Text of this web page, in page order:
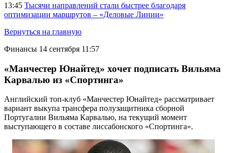
13:45 Тысячи направлений стали быстрее благодаря
оптимизации маршрутов – «Деловые Линии»
Вернуться на главную
Финансы 14 сентября 11:57
«Манчестер Юнайтед» хочет подписать Вильяма
Карвалью из «Спортинга»
Английский топ-клуб «Манчестер Юнайтед» рассматривает
вариант выкупа трансфера полузащитника сборной
Португалии Вильяма Карвалью, на текущий момент
выступающего в составе лиссабонского «Спортинга».